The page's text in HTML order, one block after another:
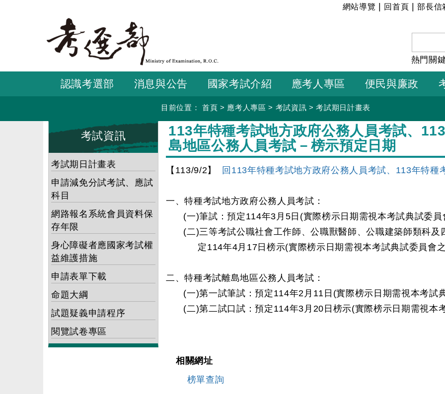
要
容
:::
網站導覽 回首頁 |部長信
熱門關
認識考選部 消息與公告 國家考試介紹 應考人專區 便民與廉政
目前位置： 首頁 > 應考人專區 > 考試資訊 >考試期日計畫表
考試資訊
考試期日計畫表
申請減免分試考試、應試
科目
網路報名系統會員資料保
存年限
身心障礙者應國家考試權
益維護措施
申請表單下載
命題大綱
試題疑義申請程序
閱覽試卷專區
:::
113年特種考試地方政府公務人員考試、
島地區公務人員考試－榜示預定日期
【113/9/2】 回113年特種考試地方政府公務人員考試、113年特種
一、特種考試地方政府公務人員考試：
(一)筆試：預定114年3月5日(實際榜示日期需視本考試典試委
(二)三等考試公職社會工作師、公職獸醫師、公職建築師類科
定114年4月17日榜示(實際榜示日期需視本考試典試委員會
二、特種考試離島地區公務人員考試：
(一)第一試筆試：預定114年2月11日(實際榜示日期需視本考試
(二)第二試口試：預定114年3月20日榜示(實際榜示日期需視本
相關網址
榜單查詢